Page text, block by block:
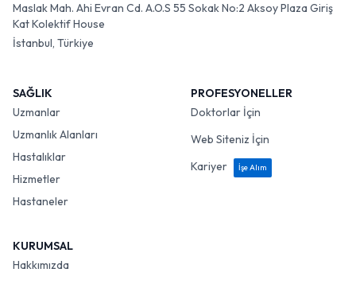
Maslak Mah. Ahi Evran Cd. A.O.S 55 Sokak No:2 Aksoy Plaza Giriş
Kat Kolektif House
İstanbul, Türkiye
SAĞLIK
Uzmanlar
Uzmanlık Alanları
Hastalıklar
Hizmetler
Hastaneler
PROFESYONELLER
Doktorlar İçin
Web Siteniz İçin
Kariyer
İşe Alım
KURUMSAL
Hakkımızda